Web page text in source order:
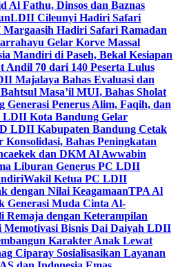
Al Fathu, Dinsos dan Baznas
LDII Cileunyi Hadiri Safari
Hadiri Safari Ramadan
Gelar Korve Massal
Mandiri di Paseh, Bekal Kesiapan
70 dari 140 Peserta Lulus
Majalaya Bahas Evaluasi dan
Masa’il MUI, Bahas Sholat
Penerus Alim, Faqih, dan
LDII Kota Bandung Gelar
LDII Kabupaten Bandung Cetak
Bahas Peningkatan
dan DKM Al Awwabin
Liburan Generus PC LDII
Wakil Ketua PC LDII
dengan Nilai KeagamaanTPA Al
Generasi Muda Cinta Al-
dengan Keterampilan
Memotivasi Bisnis Dai Daiyah LDII
Karakter Anak Lewat
Ciparay Sosialisasikan Layanan